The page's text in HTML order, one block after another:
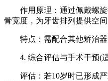
作用原理：通过佩戴螺旋
骨宽度，为牙齿排列提供空间
特点：需配合其他矫治器
4. 综合评估与手术干预(
评估：若10岁时已形成严